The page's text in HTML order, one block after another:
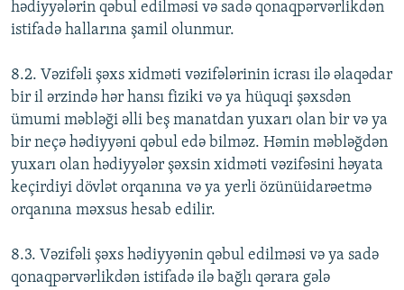
hədiyyələrin qəbul edilməsi və sadə qonaqpərvərlikdən
istifadə hallarına şamil olunmur.
8.2. Vəzifəli şəxs xidməti vəzifələrinin icrası ilə əlaqədar
bir il ərzində hər hansı fiziki və ya hüquqi şəxsdən
ümumi məbləği əlli beş manatdan yuxarı olan bir və ya
bir neçə hədiyyəni qəbul edə bilməz. Həmin məbləğdən
yuxarı olan hədiyyələr şəxsin xidməti vəzifəsini həyata
keçirdiyi dövlət orqanına və ya yerli özünüidarəetmə
orqanına məxsus hesab edilir.
8.3. Vəzifəli şəxs hədiyyənin qəbul edilməsi və ya sadə
qonaqpərvərlikdən istifadə ilə bağlı qərara gələ